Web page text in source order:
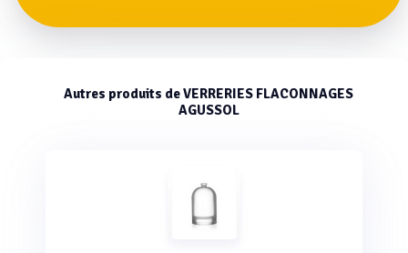
Autres produits de VERRERIES FLACONNAGES
AGUSSOL